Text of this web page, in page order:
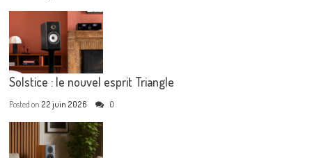
Solstice : le nouvel esprit Triangle
Posted on 22 juin 2026 0